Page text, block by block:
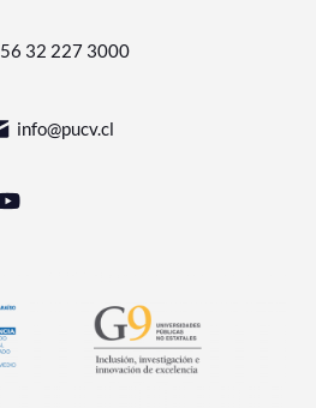
56 32 227 3000
info@pucv.cl